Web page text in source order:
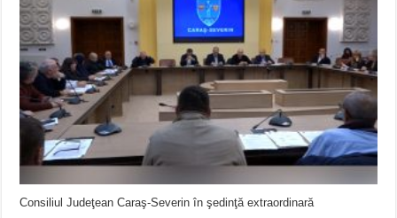
Anunț important – Închidere temporară Podul de Piatră din Herculane
Ștrandul Termal Ring din Oravița – locul unde natura a ascuns un izvor de
Consiliul Judeţean Caraş-Severin în şedinţă extraordinară